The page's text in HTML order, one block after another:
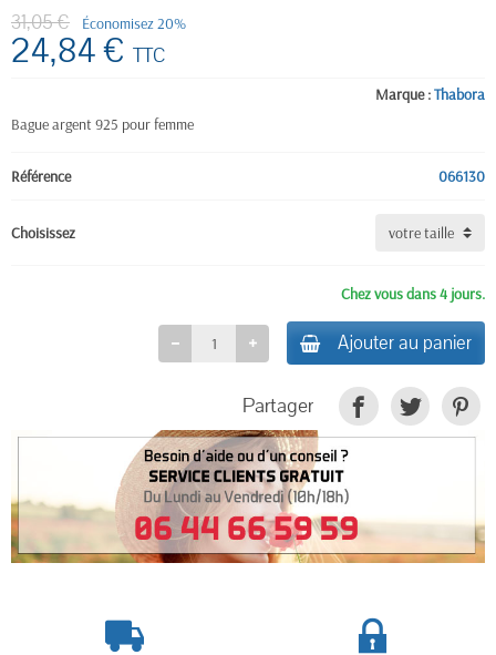
Marque :Thabora
31,05 € Économisez 20%
24,84 € TTC
Bague argent 925 pour femme
Référence 066130
Choisissez
Chez vous dans 4 jours.
Ajouter au panier
Partager